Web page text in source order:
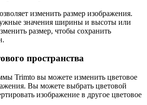
изменить размер изображения.
значения ширины и высоты или
размер, чтобы сохранить
пространства
Trimto вы можете изменить цветовое
Вы можете выбрать цветовой
изображение в другое цветовое